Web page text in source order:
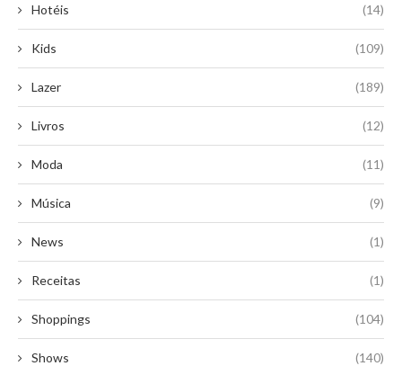
Hotéis (14)
Kids (109)
Lazer (189)
Livros (12)
Moda (11)
Música (9)
News (1)
Receitas (1)
Shoppings (104)
Shows (140)